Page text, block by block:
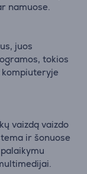
namuose.
juos
tokios
kompiuteryje
vaizdą vaizdo
ir šonuose